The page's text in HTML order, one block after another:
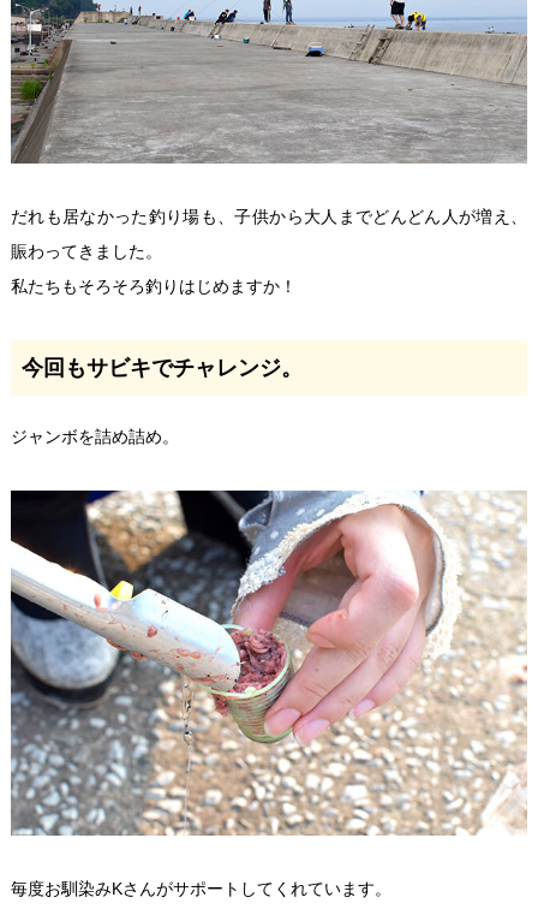
だれも居なかった釣り場も、子供から大人までどんどん人が増え、
賑わってきました。
私たちもそろそろ釣りはじめますか！
今回もサビキでチャレンジ。
ジャンボを詰め詰め。
毎度お馴染みKさんがサポートしてくれています。